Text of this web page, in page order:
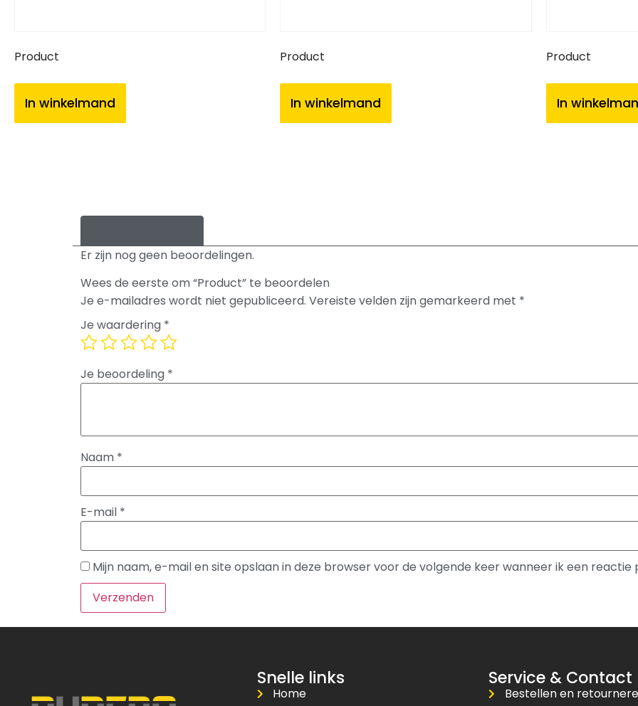
Product
In winkelmand
Product
In winkelmand
Product
In
Er zijn nog geen beoordelingen.
Wees de eerste om “Product” te beoordelen
Je e-mailadres wordt niet gepubliceerd. Vereiste velden zijn gemarkeerd met *
Je waardering *
Je beoordeling *
Naam *
E-mail *
Mijn naam, e-mail en site opslaan in deze browser voor de volgende keer wanneer ik een reactie
Snelle links
Home
Service & Contact
Bestellen en